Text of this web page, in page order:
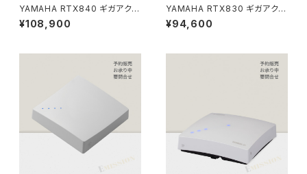
YAMAHA RTX840 ギガアクセ
ス VPN ルーター（ヤマハ）
¥108,900
YAMAHA RTX830 ギガアクセ
ス VPN ルーター（ヤマハ）
¥94,600